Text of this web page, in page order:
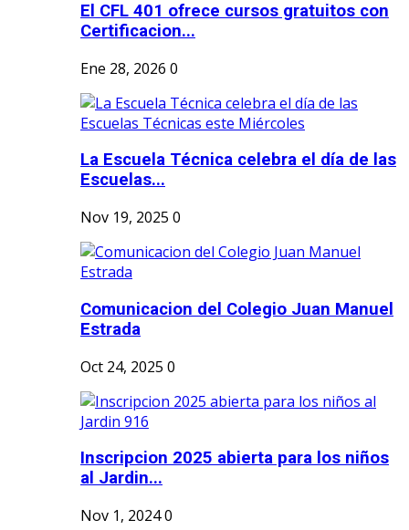
El CFL 401 ofrece cursos gratuitos con
Certificacion...
Ene 28, 2026 0
La Escuela Técnica celebra el día de las
Escuelas...
Nov 19, 2025 0
Comunicacion del Colegio Juan Manuel
Estrada
Oct 24, 2025 0
Inscripcion 2025 abierta para los niños
al Jardin...
Nov 1, 20240